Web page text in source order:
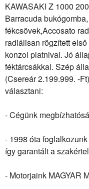
KAWASAKI Z 1000
Barracuda
fékcsövek,Accosato
radiálisan rögzített
konzol platnival. Jó
féktárcsákkal. Szép
(Csereár 2.199.999. -
választani:
- Cégünk
- 1998 óta
így garantált a
- Motorjaink MAGYAR